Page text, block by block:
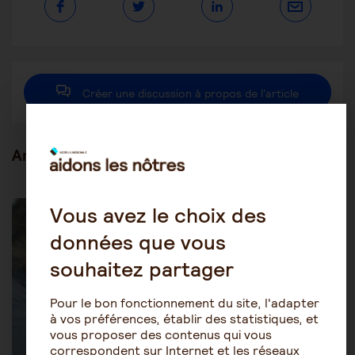
Ouvrir
dans
Ouvrir
dans
Ouvrir
dans
Créer une discussion à propos de l'article
Articles en lien
Vous avez le choix des
données que vous
souhaitez partager
Pour le bon fonctionnement du site, l'adapter
à vos préférences, établir des statistiques, et
vous proposer des contenus qui vous
correspondent sur Internet et les réseaux